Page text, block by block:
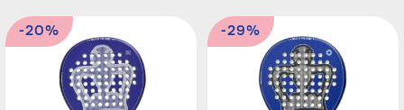
-20% -29%